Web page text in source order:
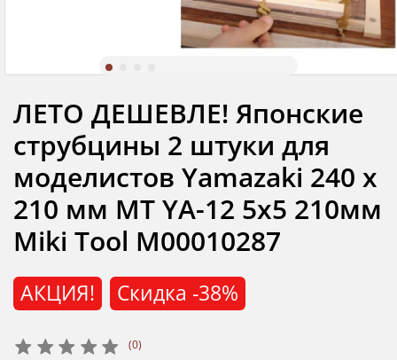
(0)
АКЦИЯ! Скидка -38%
ЛЕТО ДЕШЕВЛЕ! Японские
струбцины 2 штуки для
моделистов Yamazaki 240 х
210 мм MT YA-12 5х5 210мм
Miki Tool М00010287